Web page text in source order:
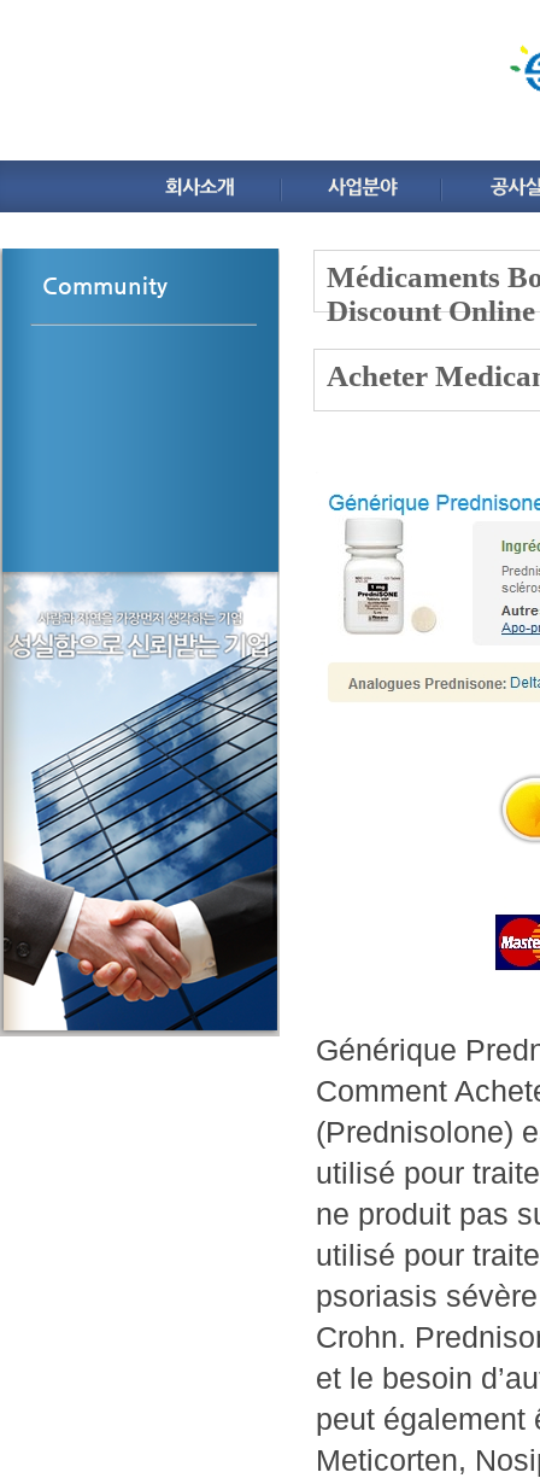
Community
Médicaments
Discount
Acheter
Générique
Comment
(Prednisolone)
utilisé pour
ne produit pas
utilisé pour
psoriasis
Crohn.
et le besoin
peut également
Meticorten,